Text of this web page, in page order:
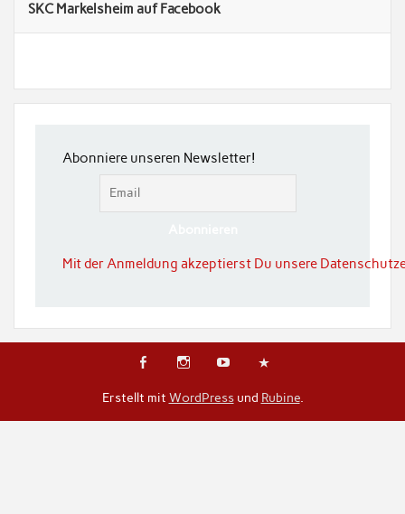
SKC Markelsheim auf Facebook
Abonniere unseren Newsletter!
Mit der Anmeldung akzeptierst Du unsere
Erstellt mit WordPressund Rubine.